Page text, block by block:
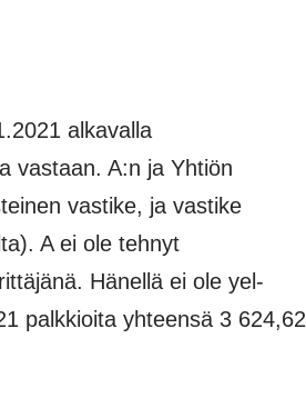
alkavalla
vastaan. A:n ja Yhtiön
vastike, ja vastike
A ei ole tehnyt
Hänellä ei ole yel-
palkkioita yhteensä 3 624,62